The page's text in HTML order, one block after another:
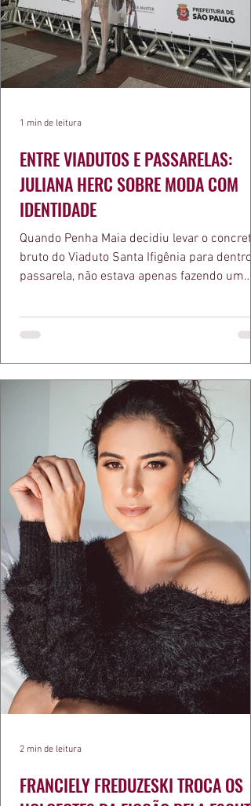
ENTRE VIADUTOS E PASSARELAS:
JULIANA HERC SOBRE MODA COM
IDENTIDADE
Quando Penha Maia decidiu levar o concreto
bruto do Viaduto Santa Ifigênia para dentro
passarela, não estava apenas fazendo um
a apresentadora e influenciadora Juliana
defende há tempos, o de que moda
estruturas geométricas, volumes
aquele concreto aparente típico da
arquitetura paulistana em peças de vestir,
1 min de leitura
FRANCIELY FREDUZESKI TROCA OS
2 min de leitura